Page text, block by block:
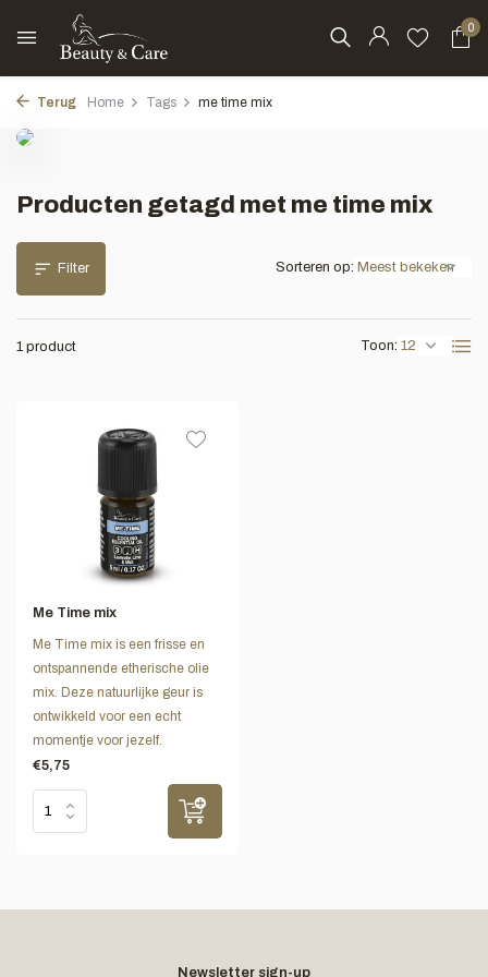
0
Terug Home Tags me time mix
Producten getagd met me time mix
Filter
1 product Toon:
Sorteren op:
Me Time mix
Me Time mix is een frisse en
ontspannende etherische olie
mix. Deze natuurlijke geur is
ontwikkeld voor een echt
momentje voor jezelf.
€5,75
Newsletter sign-up